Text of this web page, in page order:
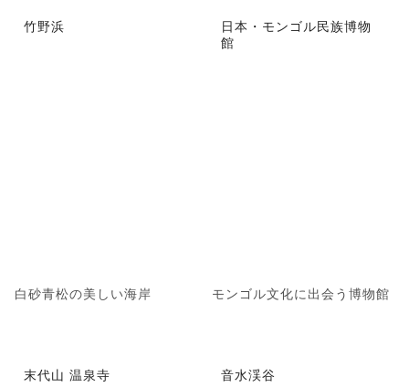
竹野浜
白砂青松の美しい海岸
日本・モンゴル民族博物
館
モンゴル文化に出会う博物館
末代山 温泉寺 音水渓谷